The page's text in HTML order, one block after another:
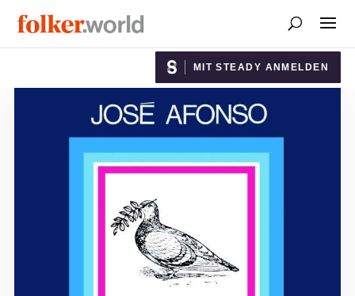
MIT STEADY ANMELDEN